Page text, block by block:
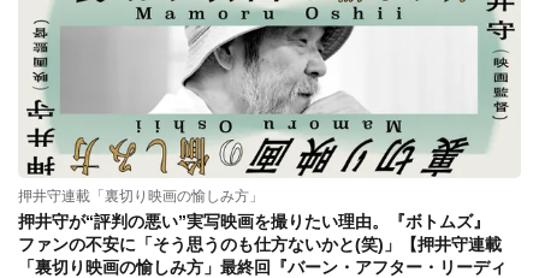
押井守連載「裏切り映画の愉しみ方」
押井守が“評判の悪い”実写映画を撮りたい理由。『ボトムズ』
ファンの不安に「そう思うのも仕方ないかと(笑)」【押井守連載
「裏切り映画の愉しみ方」最終回『バーン・アフター・リーディ